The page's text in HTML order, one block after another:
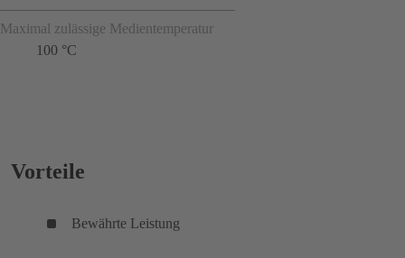
Maximal zulässige Medientemperatur
100 °C
Vorteile
Bewährte Leistung